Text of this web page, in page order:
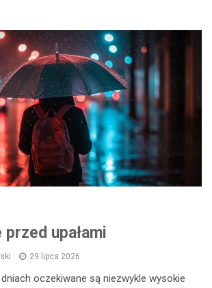
upałami
29 lipca 2026
oczekiwane są niezwykle wysokie